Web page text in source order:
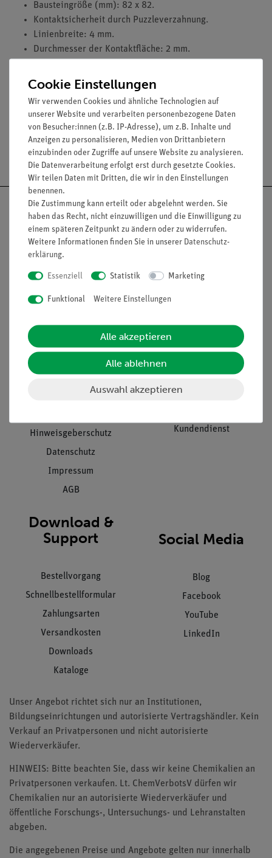
Bausteingröße (mm): 82 x 82.
Kontaktsicherheit durch Puzzleverzahnung.
Linienbreite: 4 mm.
Durchmesser der Kontaktfläche: 2 mm.
Max. Stromstärke: 2 A, kurzzeitig 5 A.
Versandkostenfrei ab 300,- €
Nach oben
Informationen
Projekte und Lösungen
Presse
Stellenangebote
Hinweisgeberschutz
Datenschutz
Impressum
AGB
Übersicht Service
Beratung & Showroom
Inventarisierungs- &
Einräumservice
Kundendienst
Download &
Support
Bestellvorgang
Schnellbestellformular
Zahlungsarten
Versandkosten
Downloads
Kataloge
Social Media
Blog
Facebook
YouTube
LinkedIn
Unser Angebot richtet sich nur an Institutionen,
Bildungseinrichtungen und autorisierte Vertragshändler. Kein
Verkauf an Privatpersonen und nicht autorisierte
Wiederverkäufer.
HINWEIS: Bitte beachten Sie, dass wir keine Chemikalien an
Privatpersonen verkaufen. Lt. ChemVerbotsV dürfen wir
Chemikalien nur an autorisierte Wiederverkäufer und
öffentliche Forschungs-, Untersuchungs- und Lehranstalten
abgeben.
Die angegebenen Preise und Angebote gelten nur innerhalb
Cookie Einstellungen
Wir verwenden Cookies und ähnliche Technologien auf
unserer Website und verarbeiten personenbezogene Daten
von Besucher:innen (z.B. IP-Adresse), um z.B. Inhalte und
Anzeigen zu personalisieren, Medien von Drittanbietern
einzubinden oder Zugriffe auf unsere Website zu analysieren.
Die Datenverarbeitung erfolgt erst durch gesetzte Cookies.
Wir teilen Daten mit Dritten, die wir in den Einstellungen
benennen.
Die Zustimmung kann erteilt oder abgelehnt werden. Sie
haben das Recht, nicht einzuwilligen und die Einwilligung zu
einem späteren Zeitpunkt zu ändern oder zu widerrufen.
Weitere Informationen finden Sie in unserer Daten­schutz­
erklärung.
Essenziell Statistik Marketing
Funktional Weitere Einstellungen
Alle akzeptieren
Alle ablehnen
Auswahl akzeptieren